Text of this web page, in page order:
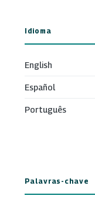
Idioma
English
Español
Português
Palavras-chave